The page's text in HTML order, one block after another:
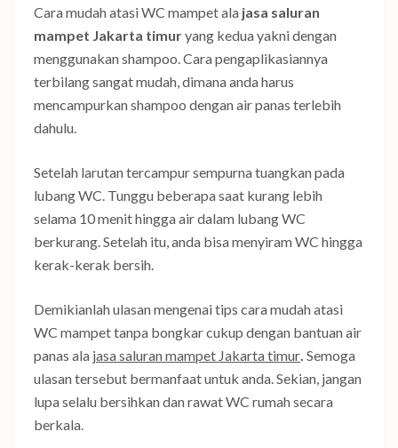
Cara mudah atasi WC mampet ala jasa saluran
mampet Jakarta timuryang kedua yakni dengan
menggunakan shampoo. Cara pengaplikasiannya
terbilang sangat mudah, dimana anda harus
mencampurkan shampoo dengan air panas terlebih
dahulu.
Setelah larutan tercampur sempurna tuangkan pada
lubang WC. Tunggu beberapa saat kurang lebih
selama 10 menit hingga air dalam lubang WC
berkurang. Setelah itu, anda bisa menyiram WC hingga
kerak-kerak bersih.
Demikianlah ulasan mengenai tips cara mudah atasi
WC mampet tanpa bongkar cukup dengan bantuan air
panas ala jasa saluran mampet Jakarta timur. Semoga
ulasan tersebut bermanfaat untuk anda. Sekian, jangan
lupa selalu bersihkan dan rawat WC rumah secara
berkala.